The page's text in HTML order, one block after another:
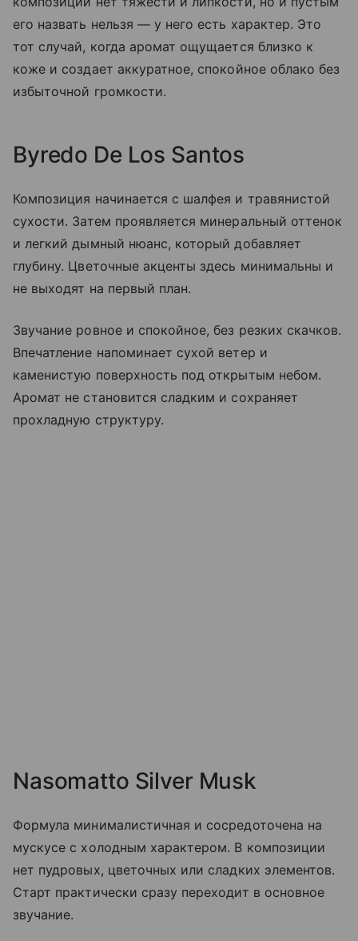
его назвать нельзя — у него есть характер. Это
тот случай, когда аромат ощущается близко к
коже и создает аккуратное, спокойное облако без
избыточной громкости.
Byredo De Los Santos
Композиция начинается с шалфея и травянистой
сухости. Затем проявляется минеральный оттенок
и легкий дымный нюанс, который добавляет
глубину. Цветочные акценты здесь минимальны и
не выходят на первый план.
Звучание ровное и спокойное, без резких скачков.
Впечатление напоминает сухой ветер и
каменистую поверхность под открытым небом.
Аромат не становится сладким и сохраняет
прохладную структуру.
Nasomatto Silver Musk
Формула минималистичная и сосредоточена на
мускусе с холодным характером. В композиции
нет пудровых, цветочных или сладких элементов.
Старт практически сразу переходит в основное
звучание.